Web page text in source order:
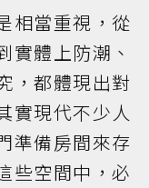
相當重視，從
實體上防潮、
，都體現出對
實現代不少人
準備房間來存
些空間中，必